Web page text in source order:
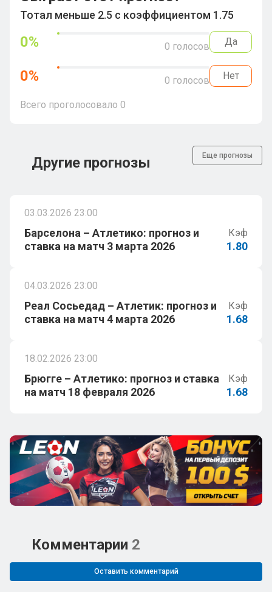
Тотал меньше 2.5 с коэффициентом 1.75
0% 0 голосов Да
0% 0 голосов Нет
Всего проголосовало 0
Другие прогнозы Еще прогнозы
03.03.2026 23:00
Барселона – Атлетико: прогноз и
ставка на матч 3 марта 2026
Кэф
1.80
04.03.2026 23:00
Реал Сосьедад – Атлетик: прогноз и
ставка на матч 4 марта 2026
Кэф
1.68
18.02.2026 23:00
Брюгге – Атлетико: прогноз и ставка
на матч 18 февраля 2026
Кэф
1.68
Комментарии 2
Оставить комментарий